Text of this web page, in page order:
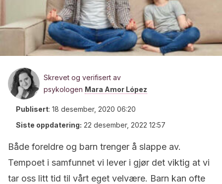
Skrevet og verifisert av
psykologen Mara Amor López
Publisert: 18 desember, 2020 06:20
Siste oppdatering: 22 desember, 2022 12:57
Både foreldre og barn trenger å slappe av.
Tempoet i samfunnet vi lever i gjør det viktig at vi
tar oss litt tid til vårt eget velvære. Barn kan ofte